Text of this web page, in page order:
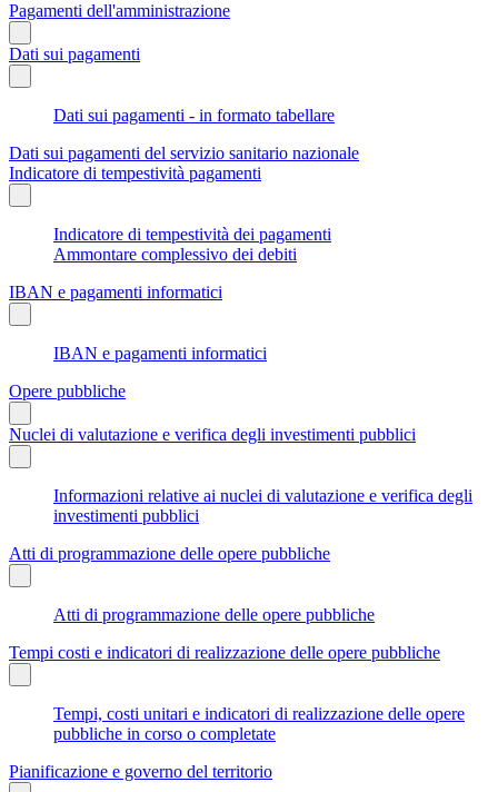
Pagamenti dell'amministrazione
Dati sui pagamenti
Dati sui pagamenti - in formato tabellare
Dati sui pagamenti del servizio sanitario nazionale
Indicatore di tempestività pagamenti
Indicatore di tempestività dei pagamenti
Ammontare complessivo dei debiti
IBAN e pagamenti informatici
IBAN e pagamenti informatici
Opere pubbliche
Nuclei di valutazione e verifica degli investimenti pubblici
Informazioni relative ai nuclei di valutazione e verifica degli
investimenti pubblici
Atti di programmazione delle opere pubbliche
Atti di programmazione delle opere pubbliche
Tempi costi e indicatori di realizzazione delle opere pubbliche
Tempi, costi unitari e indicatori di realizzazione delle opere
pubbliche in corso o completate
Pianificazione e governo del territorio